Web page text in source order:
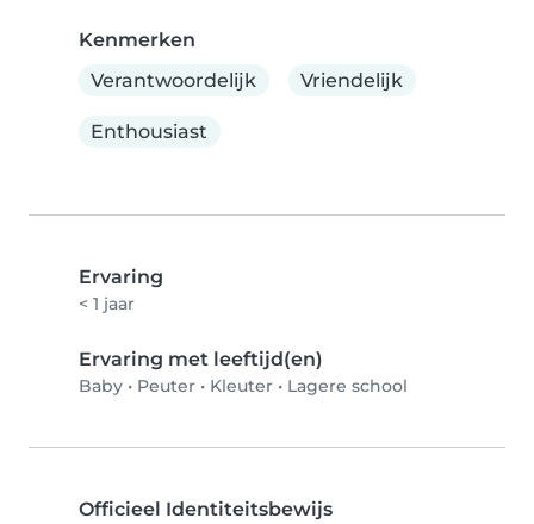
Kenmerken
Verantwoordelijk
Vriendelijk
Enthousiast
Ervaring
< 1 jaar
Ervaring met leeftijd(en)
Baby • Peuter • Kleuter • Lagere school
Officieel Identiteitsbewijs